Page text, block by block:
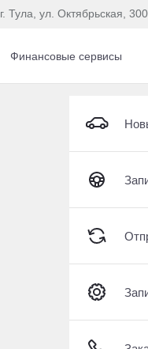
г. Тула, ул. Октябрьская, 300
Финансовые сервисы